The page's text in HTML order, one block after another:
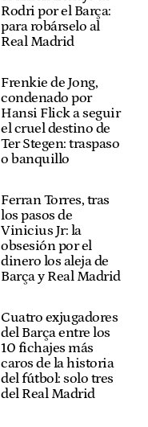
Rodri por el Barça:
para robárselo al
Real Madrid
Frenkie de Jong,
condenado por
Hansi Flick a seguir
el cruel destino de
Ter Stegen: traspaso
o banquillo
Ferran Torres, tras
los pasos de
Vinicius Jr: la
obsesión por el
dinero los aleja de
Barça y Real Madrid
Cuatro exjugadores
del Barça entre los
10 fichajes más
caros de la historia
del fútbol: solo tres
del Real Madrid